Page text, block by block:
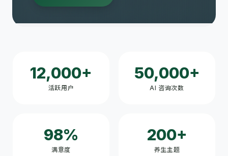
12,000+
活跃用户
50,000+
AI 咨询次数
98%
满意度
200+
养生主题